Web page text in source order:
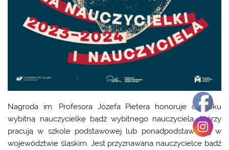
Nagroda im. Profesora Józefa Pietera honoruje co roku
wybitną nauczycielkę bądź wybitnego nauczyciela, którzy
pracują w szkole podstawowej lub ponadpodstawowej w
województwie śląskim. Jest przyznawana nauczycielce bądź